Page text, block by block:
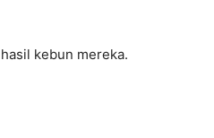
kebun mereka.